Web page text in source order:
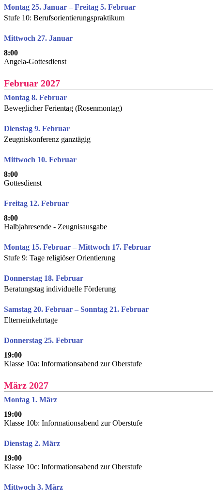
Montag 25. Januar – Freitag 5. Februar
Stufe 10: Berufsorientierungspraktikum
Mittwoch 27. Januar
8:00
Angela-Gottesdienst
Februar 2027
Montag 8. Februar
Beweglicher Ferientag (Rosenmontag)
Dienstag 9. Februar
Zeugniskonferenz ganztägig
Mittwoch 10. Februar
8:00
Gottesdienst
Freitag 12. Februar
8:00
Halbjahresende - Zeugnisausgabe
Montag 15. Februar – Mittwoch 17. Februar
Stufe 9: Tage religiöser Orientierung
Donnerstag 18. Februar
Beratungstag individuelle Förderung
Samstag 20. Februar – Sonntag 21. Februar
Elterneinkehrtage
Donnerstag 25. Februar
19:00
Klasse 10a: Informationsabend zur Oberstufe
März 2027
Montag 1. März
19:00
Klasse 10b: Informationsabend zur Oberstufe
Dienstag 2. März
19:00
Klasse 10c: Informationsabend zur Oberstufe
Mittwoch 3. März